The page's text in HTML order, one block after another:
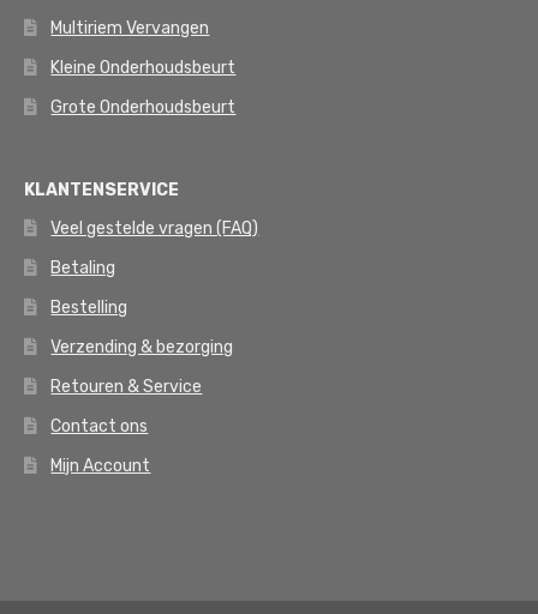
Multiriem Vervangen
Kleine Onderhoudsbeurt
Grote Onderhoudsbeurt
KLANTENSERVICE
Veel gestelde vragen (FAQ)
Betaling
Bestelling
Verzending & bezorging
Retouren & Service
Contact ons
Mijn Account